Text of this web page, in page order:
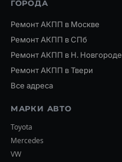
ГОРОДА
Ремонт АКПП в Москве
Ремонт АКПП в СПб
Ремонт АКПП в Н. Новгороде
Ремонт АКПП в Твери
Все адреса
МАРКИ АВТО
Toyota
Mercedes
VW